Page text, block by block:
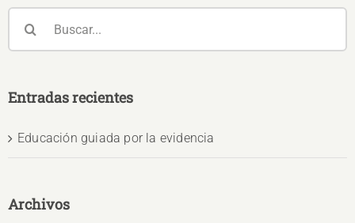
Entradas recientes
Educación guiada por la evidencia
Archivos